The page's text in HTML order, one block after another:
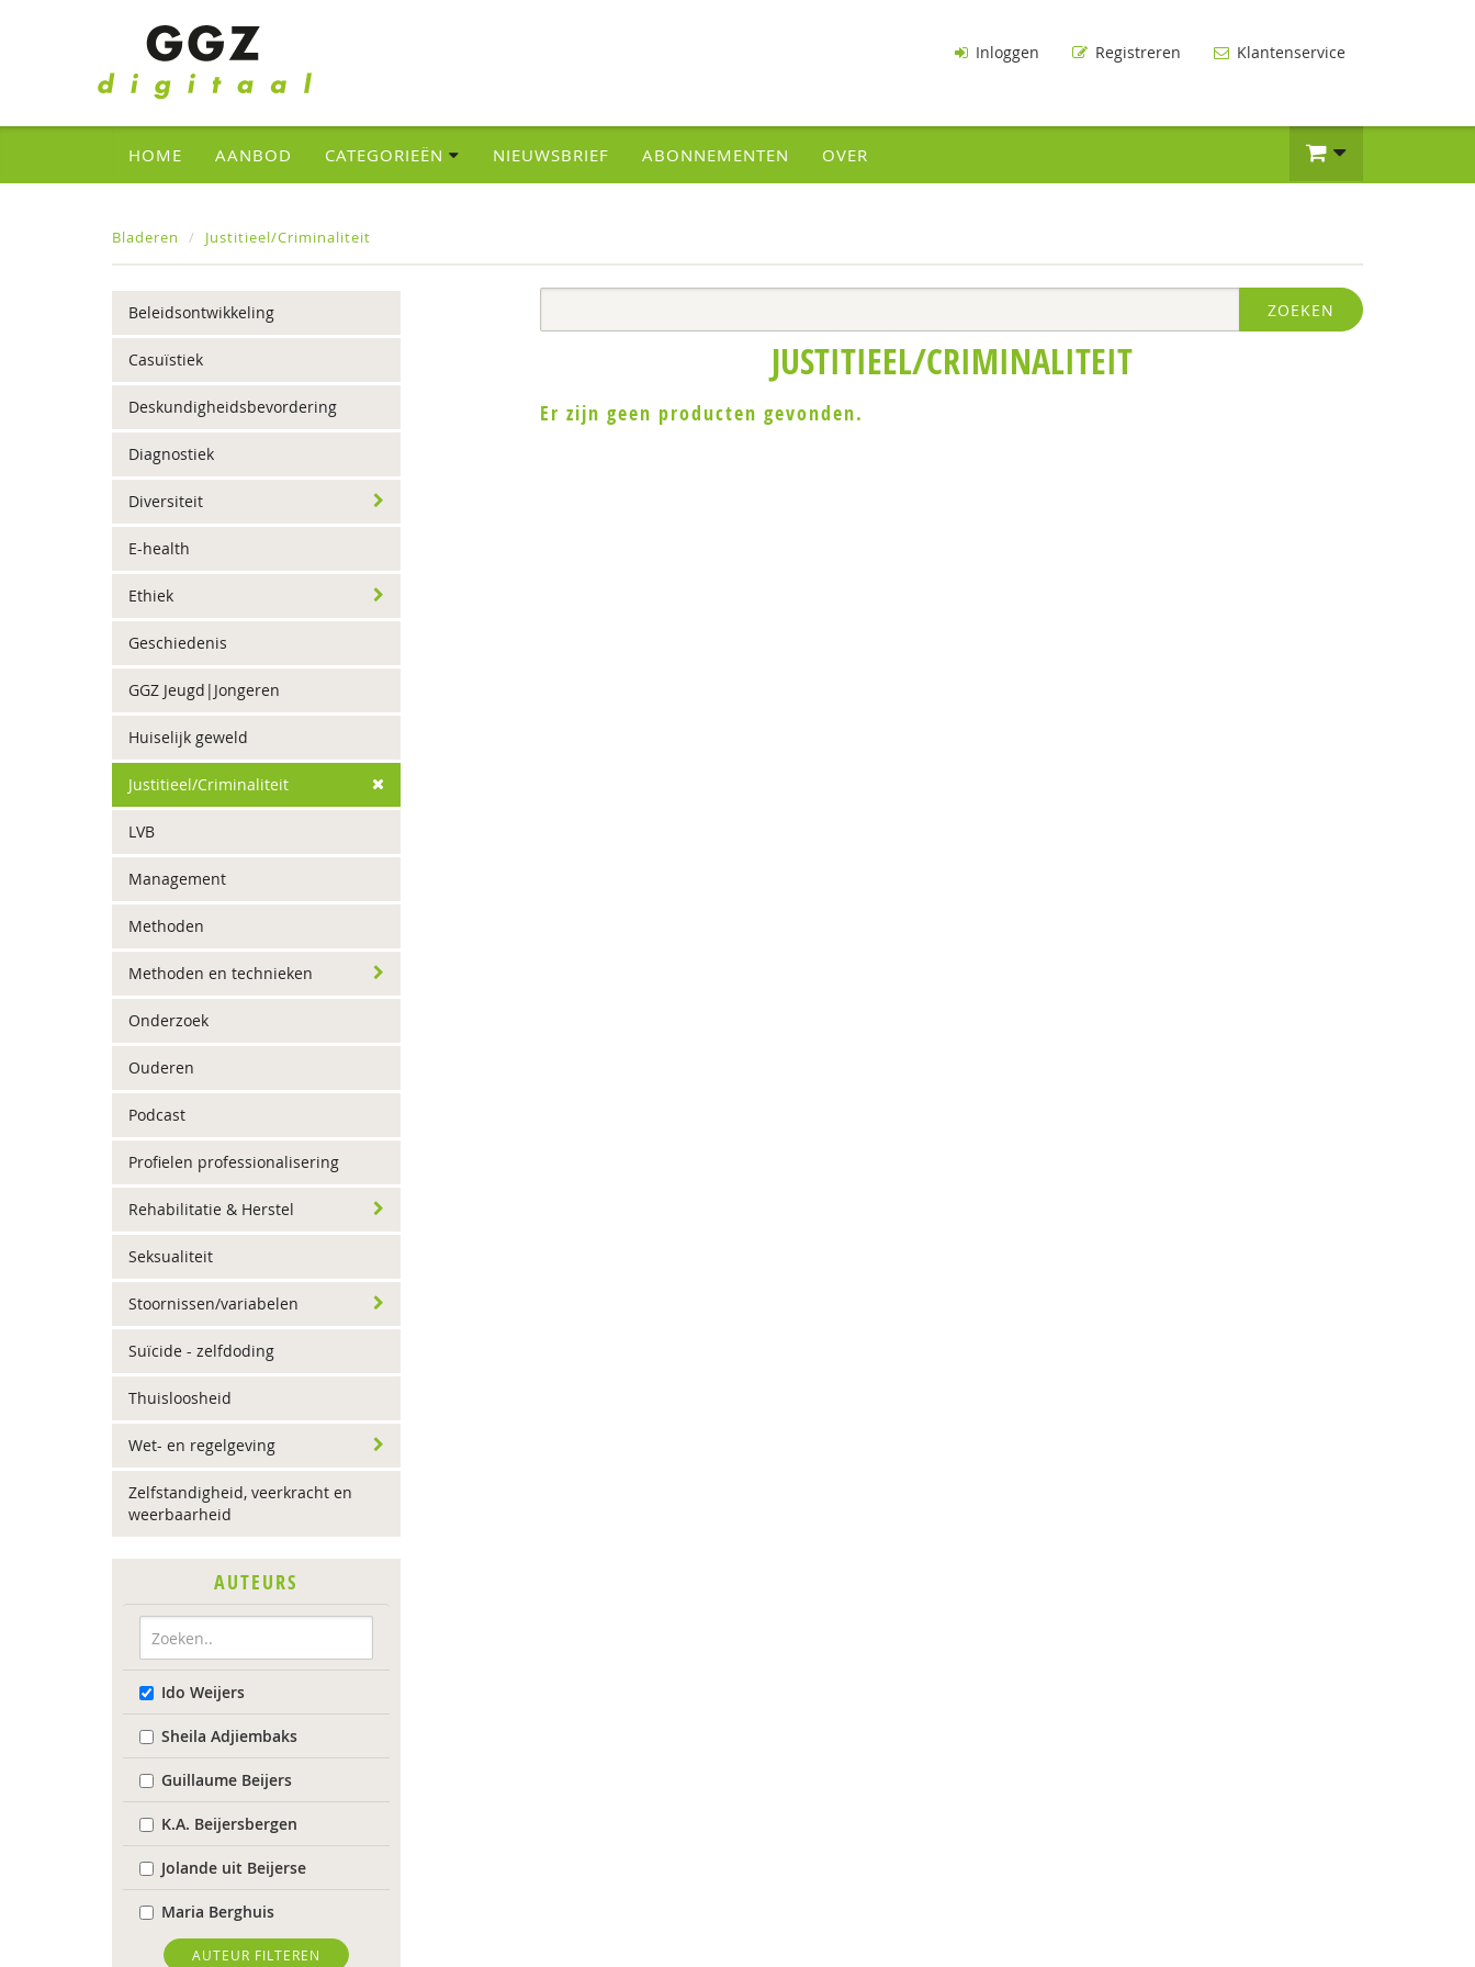
Inloggen Registreren Klantenservice
HOME AANBOD CATEGORIEËN NIEUWSBRIEF ABONNEMENTEN OVER
Bladeren Justitieel/Criminaliteit
Beleidsontwikkeling
Casuïstiek
Deskundigheidsbevordering
Diagnostiek
Diversiteit
E-health
Ethiek
Geschiedenis
GGZ Jeugd|Jongeren
Huiselijk geweld
Justitieel/Criminaliteit
LVB
Management
Methoden
Methoden en technieken
Onderzoek
Ouderen
Podcast
Profielen professionalisering
Rehabilitatie & Herstel
Seksualiteit
Stoornissen/variabelen
Suïcide - zelfdoding
Thuisloosheid
Wet- en regelgeving
Zelfstandigheid, veerkracht en
weerbaarheid
AUTEURS
Ido Weijers
Sheila Adjiembaks
Guillaume Beijers
K.A. Beijersbergen
Jolande uit Beijerse
Maria Berghuis
Anne-Mei Blom
AUTEUR FILTEREN
ZOEKEN
JUSTITIEEL/CRIMINALITEIT
Er zijn geen producten gevonden.